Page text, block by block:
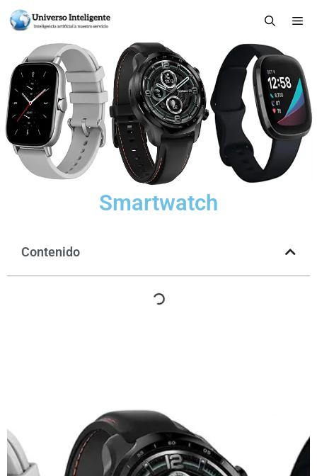
Smartwatch
Contenido